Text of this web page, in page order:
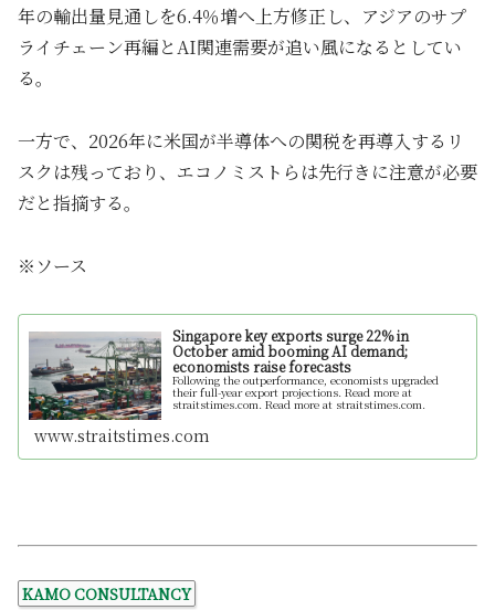
年の輸出量見通しを6.4％増へ上方修正し、アジアのサプ
ライチェーン再編とAI関連需要が追い風になるとしてい
る。
一方で、2026年に米国が半導体への関税を再導入するリ
スクは残っており、エコノミストらは先行きに注意が必要
だと指摘する。
※ソース
Singapore key exports surge 22% in
October amid booming AI demand;
economists raise forecasts
Following the outperformance, economists upgraded
their full-year export projections. Read more at
straitstimes.com. Read more at straitstimes.com.
www.straitstimes.com
KAMO CONSULTANCY